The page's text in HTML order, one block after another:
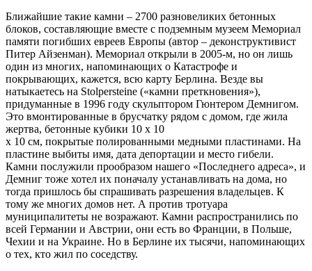
Ближайшие такие камни – 2700 разновеликих бетонных
блоков, составляющие вместе с подземным музеем Мемориал
памяти погибших евреев Европы (автор – деконструктивист
Питер Айзенман). Мемориал открыли в 2005-м, но он лишь
один из многих, напоминающих о Катастрофе и
покрывающих, кажется, всю карту Берлина. Везде вы
натыкаетесь на Stolpersteine («камни преткновения»),
придуманные в 1996 году скульптором Гюнтером Демнигом.
Это вмонтированные в брусчатку рядом с домом, где жила
жертва, бетонные кубики 10 х 10
х 10 см, покрытые полированными медными пластинами. На
пластине выбиты имя, дата депортации и место гибели.
Камни послужили прообразом нашего «Последнего адреса», и
Демниг тоже хотел их поначалу устанавливать на дома, но
тогда пришлось бы спрашивать разрешения владельцев. К
тому же многих домов нет. А против тротуара
муниципалитеты не возражают. Камни распространились по
всей Германии и Австрии, они есть во Франции, в Польше,
Чехии и на Украине. Но в Берлине их тысячи, напоминающих
о тех, кто жил по соседству.